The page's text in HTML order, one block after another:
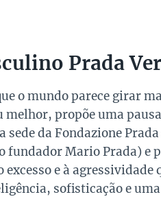
Prada
o mundo parece girar
melhor, propõe uma
sede da Fondazione
fundador Mario Prada) e
excesso e à
sofisticação e